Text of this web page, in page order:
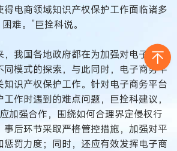
得电商领域知识产权保护工作面临诸多
困难。”巨拴科说。
我国各地政府都在为加强对电子商务
同模式的探索，与此同时，电子商务平
知识产权保护工作。针对电子商务平台
作时遇到的难点问题，巨拴科建议，
加强合作，围绕如何合理界定侵权行
事后环节采取严格管控措施，加强对平
惩罚力度；同时，还应有效发挥电子商